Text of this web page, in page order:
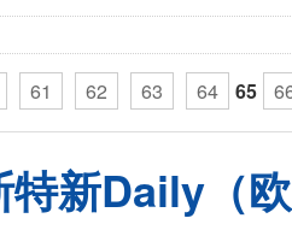
61 62 63 64 65
特新Daily（